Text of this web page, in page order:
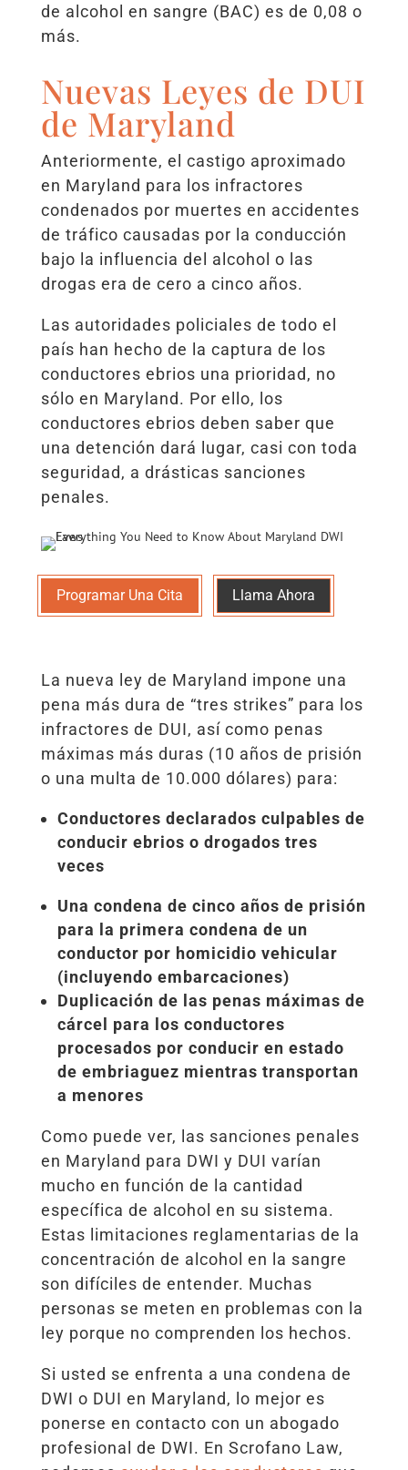
de alcohol en sangre (BAC) es de 0,08 o
más.
Nuevas Leyes de DUI
de Maryland
Anteriormente, el castigo aproximado
en Maryland para los infractores
condenados por muertes en accidentes
de tráfico causadas por la conducción
bajo la influencia del alcohol o las
drogas era de cero a cinco años.
Las autoridades policiales de todo el
país han hecho de la captura de los
conductores ebrios una prioridad, no
sólo en Maryland. Por ello, los
conductores ebrios deben saber que
una detención dará lugar, casi con toda
seguridad, a drásticas sanciones
penales.
Programar Una Cita Llama Ahora
La nueva ley de Maryland impone una
pena más dura de “tres strikes” para los
infractores de DUI, así como penas
máximas más duras (10 años de prisión
o una multa de 10.000 dólares) para:
Conductores declarados culpables de
conducir ebrios o drogados tres
veces
Una condena de cinco años de prisión
para la primera condena de un
conductor por homicidio vehicular
(incluyendo embarcaciones)
Duplicación de las penas máximas de
cárcel para los conductores
procesados por conducir en estado
de embriaguez mientras transportan
a menores
Como puede ver, las sanciones penales
en Maryland para DWI y DUI varían
mucho en función de la cantidad
específica de alcohol en su sistema.
Estas limitaciones reglamentarias de la
concentración de alcohol en la sangre
son difíciles de entender. Muchas
personas se meten en problemas con la
ley porque no comprenden los hechos.
Si usted se enfrenta a una condena de
DWI o DUI en Maryland, lo mejor es
ponerse en contacto con un abogado
profesional de DWI. En Scrofano Law,